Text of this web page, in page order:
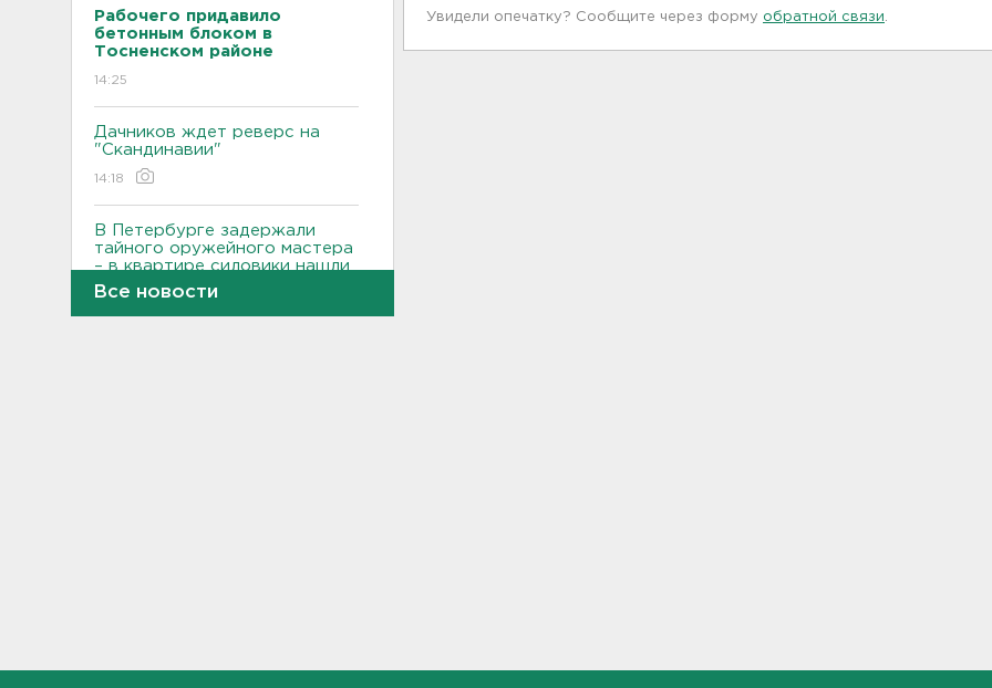
Рабочего придавило
бетонным блоком в
Тосненском районе
14:25
Дачников ждет реверс на
"Скандинавии"
14:18
В Петербурге задержали
тайного оружейного мастера
– в квартире силовики нашли
целый арсенал
Все новости
Увидели опечатку? Сообщите через форму обратной связи